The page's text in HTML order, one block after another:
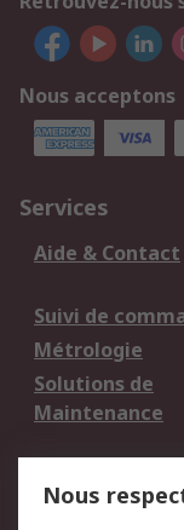
Nous acceptons
Services
Aide & Contact
Suivi de
Métrologie
Solutions de
Maintenance
Nous